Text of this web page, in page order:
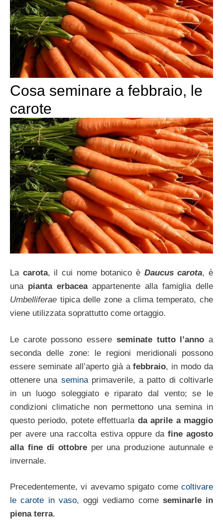
Cosa seminare a febbraio, le
carote
La carota, il cui nome botanico è Daucus carota, è
una pianta erbaceaappartenente alla famiglia delle
Umbelliferae tipica delle zone a clima temperato, che
viene utilizzata soprattutto come ortaggio.
Le carote possono essere seminate tutto l’anno a
seconda delle zone: le regioni meridionali possono
essere seminate all’aperto già afebbraio, in modo da
ottenere una seminaprimaverile, a patto di coltivarle
in un luogo soleggiato e riparato dal vento; se le
condizioni climatiche non permettono una semina in
questo periodo, potete effettuarla da aprile a maggio
per avere una raccolta estiva oppure da fine agosto
alla fine di ottobreper una produzione autunnale e
invernale.
Precedentemente, vi avevamo spigato come coltivare
le carote in vaso, oggi vediamo come seminarle in
piena terra.